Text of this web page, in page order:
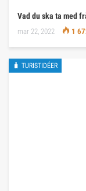
Vad du ska ta med
mar 22, 2022 1
🧳 TURISTIDÉER